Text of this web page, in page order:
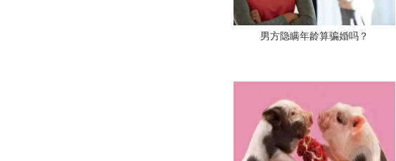
男方隐瞒年龄算骗婚吗？